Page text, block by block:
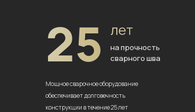
25 лет
на прочность
сварного шва
Мощное сварочное оборудование
обеспечивает долговечность
конструкции в течение 25 лет